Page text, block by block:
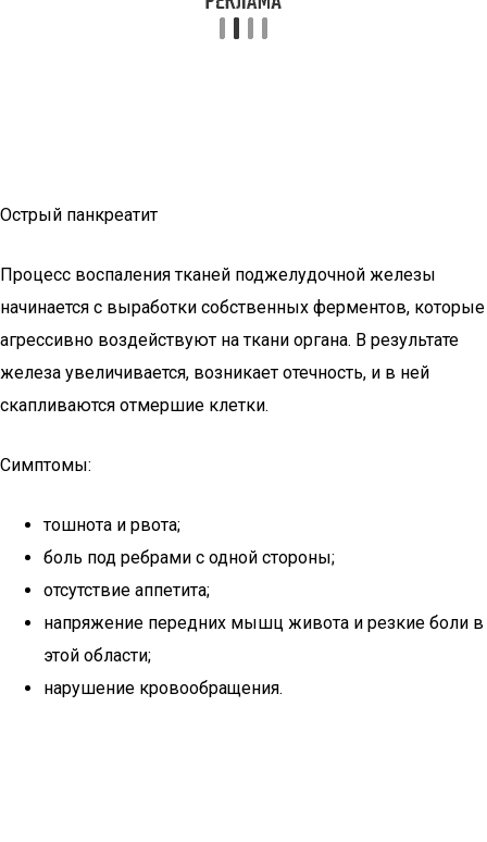
Острый панкреатит
Процесс воспаления тканей поджелудочной железы
начинается с выработки собственных ферментов, которые
агрессивно воздействуют на ткани органа. В результате
железа увеличивается, возникает отечность, и в ней
скапливаются отмершие клетки.
Симптомы:
тошнота и рвота;
боль под ребрами с одной стороны;
отсутствие аппетита;
напряжение передних мышц живота и резкие боли в
этой области;
нарушение кровообращения.